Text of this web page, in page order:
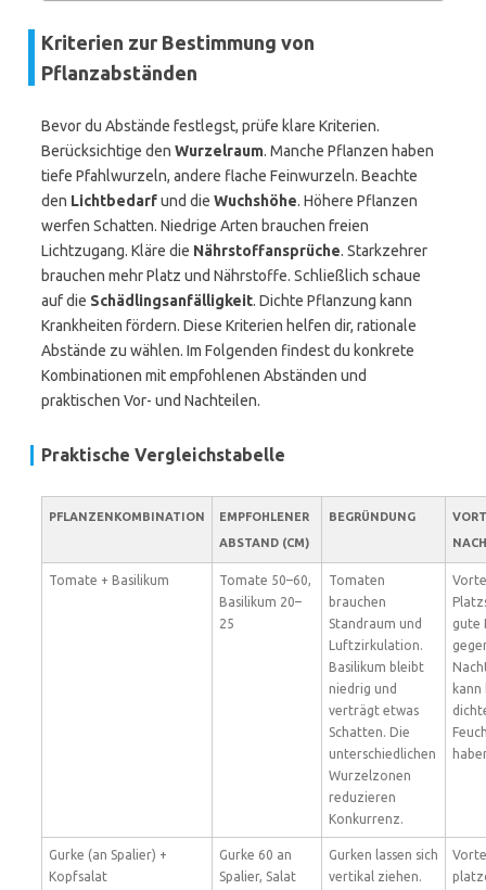
Kriterien zur Bestimmung von
Pflanzabständen
Bevor du Abstände festlegst, prüfe klare Kriterien.
Berücksichtige den Wurzelraum. Manche Pflanzen haben
tiefe Pfahlwurzeln, andere flache Feinwurzeln. Beachte
den Lichtbedarfund die Wuchshöhe. Höhere Pflanzen
werfen Schatten. Niedrige Arten brauchen freien
Lichtzugang. Kläre die Nährstoffansprüche. Starkzehrer
brauchen mehr Platz und Nährstoffe. Schließlich schaue
auf die Schädlingsanfälligkeit. Dichte Pflanzung kann
Krankheiten fördern. Diese Kriterien helfen dir, rationale
Abstände zu wählen. Im Folgenden findest du konkrete
Kombinationen mit empfohlenen Abständen und
praktischen Vor- und Nachteilen.
Praktische Vergleichstabelle
PFLANZENKOMBINATION
EMPFOHLENER
ABSTAND (CM)
BEGRÜNDUNG
Tomate + Basilikum
Tomate 50–60,
Basilikum 20–
25
Tomaten
brauchen
Standraum und
Luftzirkulation.
Basilikum bleibt
niedrig und
verträgt etwas
Schatten. Die
unterschiedlichen
Wurzelzonen
reduzieren
Konkurrenz.
gute
kann
Gurke (an Spalier) +
Kopfsalat
Gurke 60 an
Spalier, Salat
Gurken lassen sich
vertikal ziehen.